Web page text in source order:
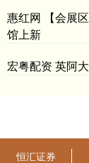
惠红网 【会展
馆上新
宏粤配资 英阿
恒汇证券